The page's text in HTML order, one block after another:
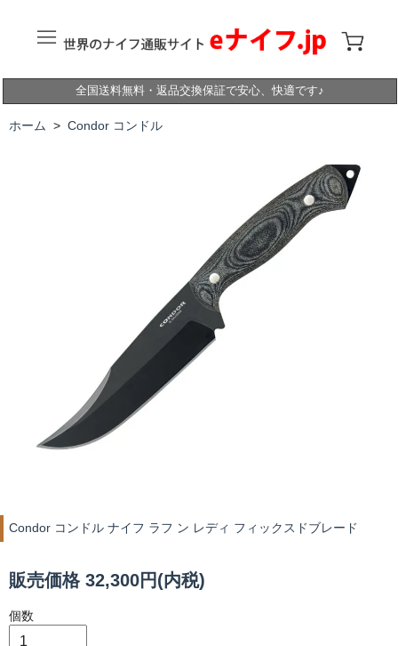
全国送料無料・返品交換保証で安心、快適です♪
ホーム > Condor コンドル
Condor コンドル ナイフ ラフ ン レディ フィックスドブレード
販売価格 32,300円(内税)
個数